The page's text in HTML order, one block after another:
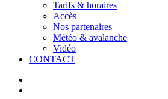
Tarifs & horaires
Accès
Nos partenaires
Météo & avalanche
Vidéo
CONTACT